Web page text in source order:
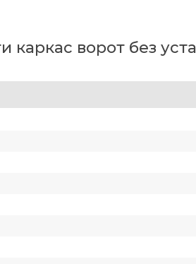
ворот без